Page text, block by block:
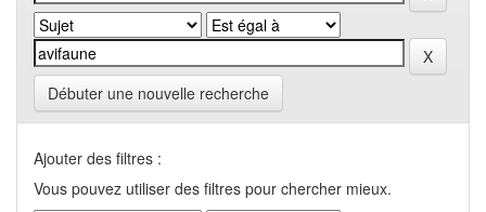
Débuter une nouvelle recherche
Ajouter des filtres :
Vous pouvez utiliser des filtres pour chercher mieux.